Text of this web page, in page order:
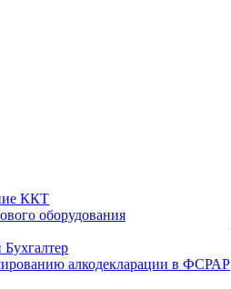
ККТ
оборудования
алкодекларации в ФСРАР